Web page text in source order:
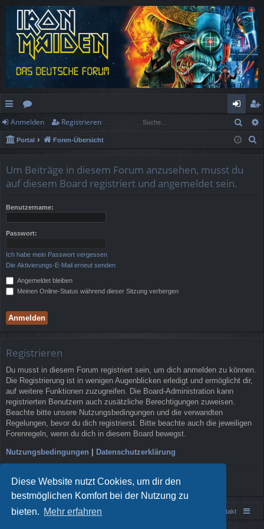
Diese Website nutzt Cookies, um dir den
bestmöglichen Komfort bei der Nutzung zu
bieten. Mehr erfahren
ch
ne
ug
f
or
en
n
m
de
eg
ist
Anmelden Registrieren
Portal Foren-Übersicht
Um Beiträge in diesem Forum anzusehen, musst du
auf diesem Board registriert und angemeldet sein.
Benutzername:
Passwort:
Ich habe mein Passwort vergessen
Die Aktivierungs-E-Mail erneut senden
Angemeldet bleiben
Meinen Online-Status während dieser Sitzung verbergen
Registrieren
Du musst in diesem Forum registriert sein, um dich anmelden zu können.
Die Registrierung ist in wenigen Augenblicken erledigt und ermöglicht dir,
auf weitere Funktionen zuzugreifen. Die Board-Administration kann
registrierten Benutzern auch zusätzliche Berechtigungen zuweisen.
Beachte bitte unsere Nutzungsbedingungen und die verwandten
Regelungen, bevor du dich registrierst. Bitte beachte auch die jeweiligen
Forenregeln, wenn du dich in diesem Board bewegst.
Nutzungsbedingungen | Datenschutzerklärung
Registrieren
Portal Foren-Übersicht Kontakt